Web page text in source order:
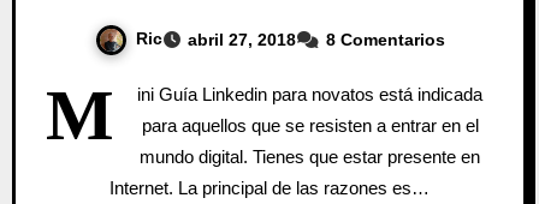
Ric abril 27, 2018 8 Comentarios
M
ini Guía Linkedin para novatos está indicada
para aquellos que se resisten a entrar en el
mundo digital. Tienes que estar presente en
Internet. La principal de las razones es…